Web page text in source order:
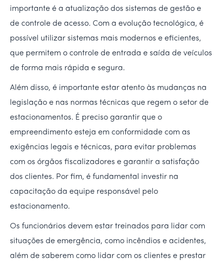
importante é a atualização dos sistemas de gestão e
de controle de acesso. Com a evolução tecnológica, é
possível utilizar sistemas mais modernos e eficientes,
que permitem o controle de entrada e saída de veículos
de forma mais rápida e segura.
Além disso, é importante estar atento às mudanças na
legislação e nas normas técnicas que regem o setor de
estacionamentos. É preciso garantir que o
empreendimento esteja em conformidade com as
exigências legais e técnicas, para evitar problemas
com os órgãos fiscalizadores e garantir a satisfação
dos clientes. Por fim, é fundamental investir na
capacitação da equipe responsável pelo
estacionamento.
Os funcionários devem estar treinados para lidar com
situações de emergência, como incêndios e acidentes,
além de saberem como lidar com os clientes e prestar